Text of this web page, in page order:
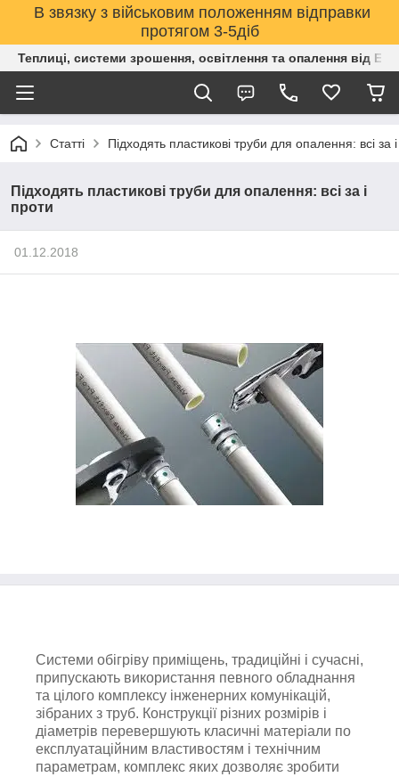
В звязку з військовим положенням відправки
протягом 3-5діб
Теплиці, системи зрошення, освітлення та опалення від
Статті Підходять пластикові труби для опалення: всі за
Підходять пластикові труби для опалення: всі за і
проти
01.12.2018
Системи обігріву приміщень, традиційні і сучасні,
припускають використання певного обладнання
та цілого комплексу інженерних комунікацій,
зібраних з труб. Конструкції різних розмірів і
діаметрів перевершують класичні матеріали по
експлуатаційним властивостям і технічним
параметрам, комплекс яких дозволяє зробити